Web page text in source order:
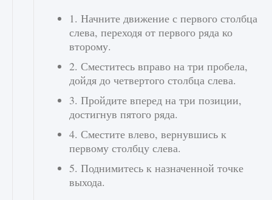
1. Начните движение с первого столбца
слева, переходя от первого ряда ко
второму.
2. Сместитесь вправо на три пробела,
дойдя до четвертого столбца слева.
3. Пройдите вперед на три позиции,
достигнув пятого ряда.
4. Сместите влево, вернувшись к
первому столбцу слева.
5. Поднимитесь к назначенной точке
выхода.